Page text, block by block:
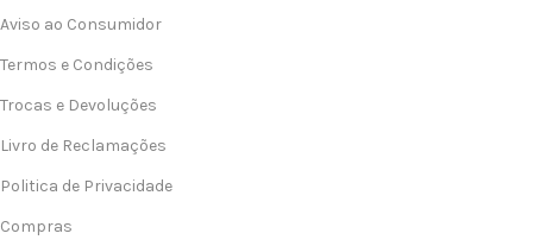
Aviso ao Consumidor
Termos e Condições
Trocas e Devoluções
Livro de Reclamações
Politica de Privacidade
Compras